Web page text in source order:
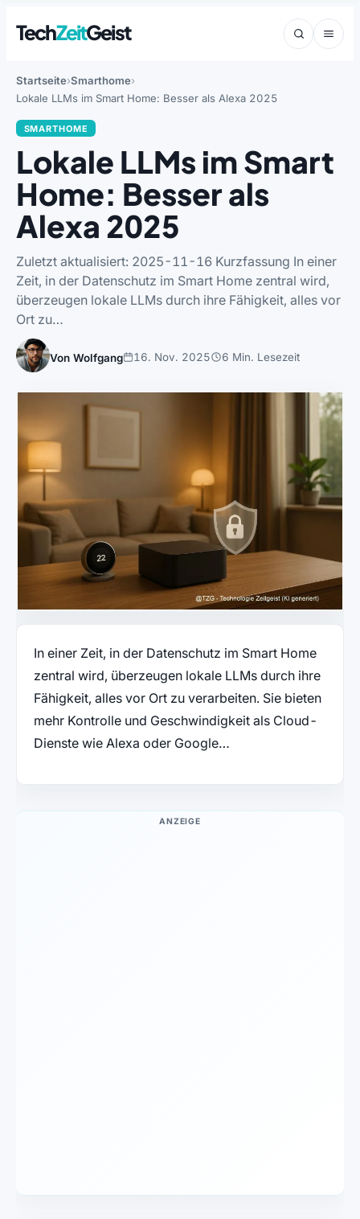
TechZeitGeist
Startseite Smarthome
Lokale LLMs im Smart Home: Besser als Alexa 2025
SMARTHOME
Lokale LLMs im Smart
Home: Besser als
Alexa 2025
Zuletzt aktualisiert: 2025-11-16 Kurzfassung In einer
Zeit, in der Datenschutz im Smart Home zentral wird,
überzeugen lokale LLMs durch ihre Fähigkeit, alles vor
Ort zu…
Von Wolfgang 16. Nov. 2025 6 Min. Lesezeit
In einer Zeit, in der Datenschutz im Smart Home
zentral wird, überzeugen lokale LLMs durch ihre
Fähigkeit, alles vor Ort zu verarbeiten. Sie bieten
mehr Kontrolle und Geschwindigkeit als Cloud-
Dienste wie Alexa oder Google…
ANZEIGE